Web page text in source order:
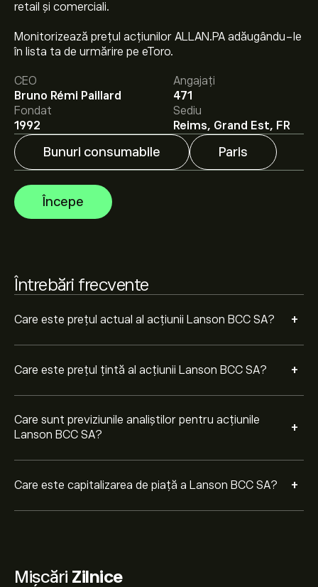
retail și comerciali.
Monitorizează prețul acțiunilor ALLAN.PA adăugându-le
în lista ta de urmărire pe eToro.
CEO
Bruno Rémi Paillard
Angajați
471
Fondat
1992
Sediu
Reims, Grand Est, FR
Bunuri consumabile Paris
Începe
Întrebări frecvente
Care este prețul actual al acțiunii Lanson BCC SA? +
Prețul actual al acțiunilor ALLAN.PA este 26.90‎€‎.
Care este prețul țintă al acțiunii Lanson BCC SA? +
26.90‎€‎.
pe eToro pentru previziunile
analiștilor și ținte de preț.
Care sunt previziunile analiștilor pentru acțiunile
Lanson BCC SA?
+
Analiștii oferă previziuni pentru acțiunile Lanson BCC SA
bazate pe tendințele pieței, rapoarte financiare și
creșterea estimată. Verifică cele mai recente previziuni
Care este capitalizarea de piață a Lanson BCC SA? +
178.39M‎€‎
Mișcări Zilnice